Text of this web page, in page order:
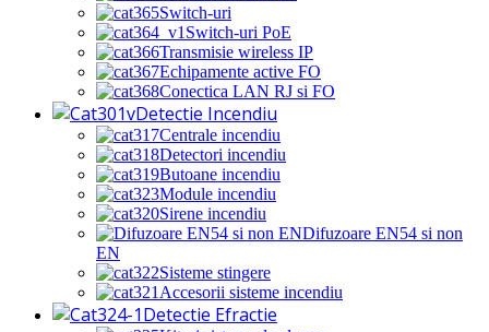
Switch-uri
Switch-uri PoE
Transmisie wireless IP
Echipamente active FO
Conectica LAN RJ si FO
Detectie Incendiu
Centrale incendiu
Detectori incendiu
Butoane incendiu
Module incendiu
Sirene incendiu
Difuzoare EN54 si non
EN
Sisteme stingere
Accesorii sisteme incendiu
Detectie Efractie